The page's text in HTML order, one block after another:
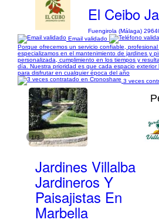
El Ceibo
Fuengirola (Málaga)
Email validado
Porque ofrecemos un servicio confiable,
especializamos en el mantenimiento de jardines y
personalizada, cumplimiento en los tiempos y
día. Nuestra prioridad es que cada espacio exterior
para disfrutar en cualquier época del año
3 veces
1/3
Jardines Villalba
Jardineros Y
Paisajistas En
Marbella